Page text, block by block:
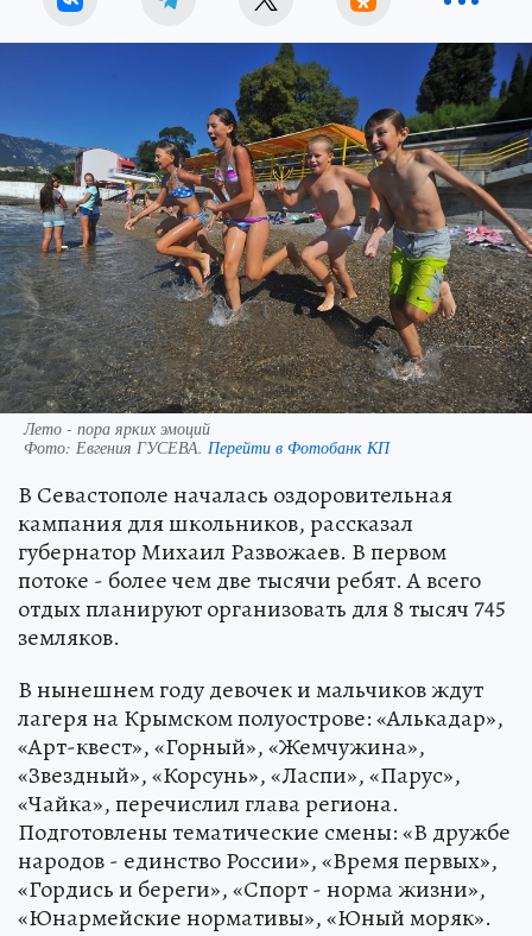
Лето - пора ярких эмоций
Фото: Евгения ГУСЕВА. Перейти в Фотобанк КП
В Севастополе началась оздоровительная
кампания для школьников, рассказал
губернатор Михаил Развожаев. В первом
потоке - более чем две тысячи ребят. А всего
отдых планируют организовать для 8 тысяч 745
земляков.
В нынешнем году девочек и мальчиков ждут
лагеря на Крымском полуострове: «Алькадар»,
«Арт-квест», «Горный», «Жемчужина»,
«Звездный», «Корсунь», «Ласпи», «Парус»,
«Чайка», перечислил глава региона.
Подготовлены тематические смены: «В дружбе
народов - единство России», «Время первых»,
«Гордись и береги», «Спорт - норма жизни»,
«Юнармейские нормативы», «Юный моряк».